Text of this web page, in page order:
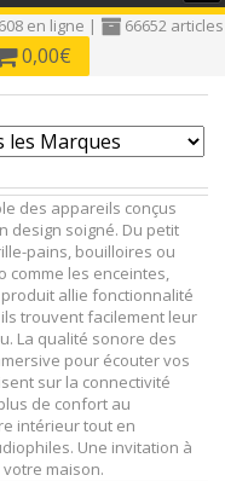
608 en ligne |
66652 articles
0,00€
des appareils conçus
design soigné. Du petit
pains, bouilloires ou
comme les enceintes,
allie fonctionnalité
trouvent facilement leur
La qualité sonore des
pour écouter vos
sur la connectivité
de confort au
intérieur tout en
Une invitation à
maison.